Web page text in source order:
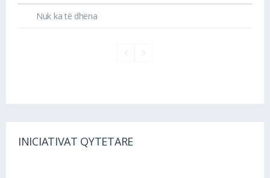
Nuk ka të dhëna
INICIATIVAT QYTETARE